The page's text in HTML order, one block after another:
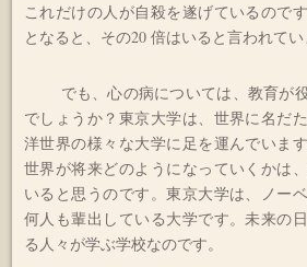
これだけの人が自殺を遂げているので
となると、その20 倍はいると言われてい
でも、心の病については、教育が
でしょうか？東京大学は、世界に名だ
洋世界の様々な大学に足を運んでいま
世界が将来どのようになっていくかは
いると思うのです。東京大学は、ノー
何人も輩出している大学です。未来の
る人々が学ぶ学校なのです。